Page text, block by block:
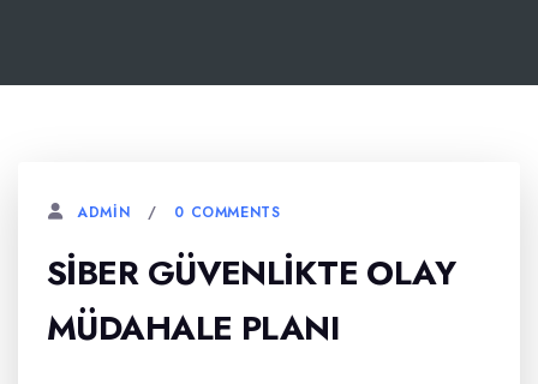
ADMIN 0 COMMENTS
SIBER GÜVENLIKTE OLAY
MÜDAHALE PLANI